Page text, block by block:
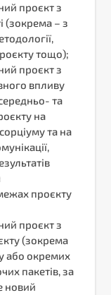
проєкт з
(зокрема – з
тощо);
проєкт з
впливу
та
на
та на
проєкту
проєкт з
(зокрема
або окремих
пакетів, за
новий